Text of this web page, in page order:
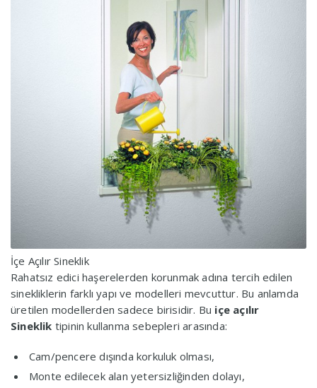
İçe Açılır Sineklik
Rahatsız edici haşerelerden korunmak adına tercih edilen
sinekliklerin farklı yapı ve modelleri mevcuttur. Bu anlamda
üretilen modellerden sadece birisidir. Bu içe açılır
Sineklik tipinin kullanma sebepleri arasında:
Cam/pencere dışında korkuluk olması,
Monte edilecek alan yetersizliğinden dolayı,